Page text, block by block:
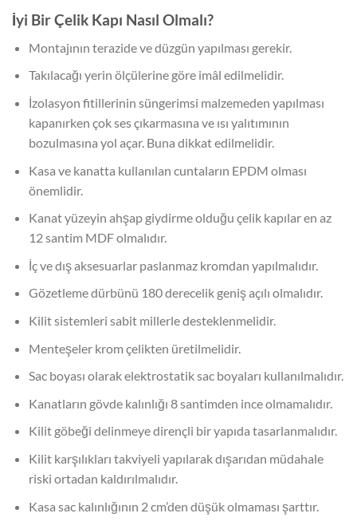
İyi Bir Çelik Kapı Nasıl Olmalı?
Montajının terazide ve düzgün yapılması gerekir.
Takılacağı yerin ölçülerine göre imâl edilmelidir.
İzolasyon fitillerinin süngerimsi malzemeden yapılması
kapanırken çok ses çıkarmasına ve ısı yalıtımının
bozulmasına yol açar. Buna dikkat edilmelidir.
Kasa ve kanatta kullanılan cuntaların EPDM olması
önemlidir.
Kanat yüzeyin ahşap giydirme olduğu çelik kapılar en az
12 santim MDF olmalıdır.
İç ve dış aksesuarlar paslanmaz kromdan yapılmalıdır.
Gözetleme dürbünü 180 derecelik geniş açılı olmalıdır.
Kilit sistemleri sabit millerle desteklenmelidir.
Menteşeler krom çelikten üretilmelidir.
Sac boyası olarak elektrostatik sac boyaları kullanılmalıdır.
Kanatların gövde kalınlığı 8 santimden ince olmamalıdır.
Kilit göbeği delinmeye dirençli bir yapıda tasarlanmalıdır.
Kilit karşılıkları takviyeli yapılarak dışarıdan müdahale
riski ortadan kaldırılmalıdır.
Kasa sac kalınlığının 2 cm’den düşük olmaması şarttır.